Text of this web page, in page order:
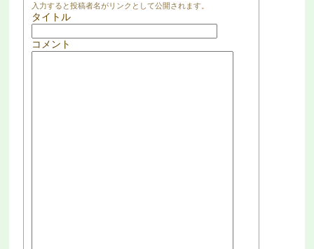
入力すると投稿者名がリンクとして公開されます。
タイトル
コメント